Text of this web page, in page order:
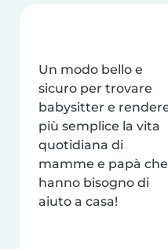
Un modo bello e
sicuro per trovare
babysitter e
più semplice la vita
quotidiana di
mamme e papà che
hanno bisogno di
aiuto a casa!